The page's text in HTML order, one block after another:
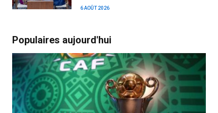
6 AOÛT 2026
Populaires aujourd'hui